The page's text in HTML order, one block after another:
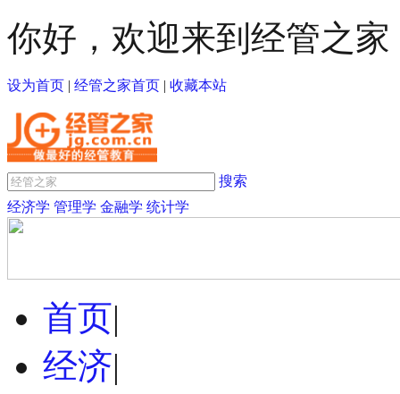
你好，欢迎来到经管之家
设为首页 | 经管之家首页 | 收藏本站
搜索
经济学 管理学 金融学 统计学
首页|
经济|